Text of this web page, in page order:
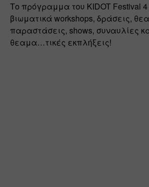
Το πρόγραμμα του KIDOT Festival 4
βιωματικά workshops, δράσεις,
παραστάσεις, shows, συναυλίες
θεαμα…τικές εκπλήξεις!